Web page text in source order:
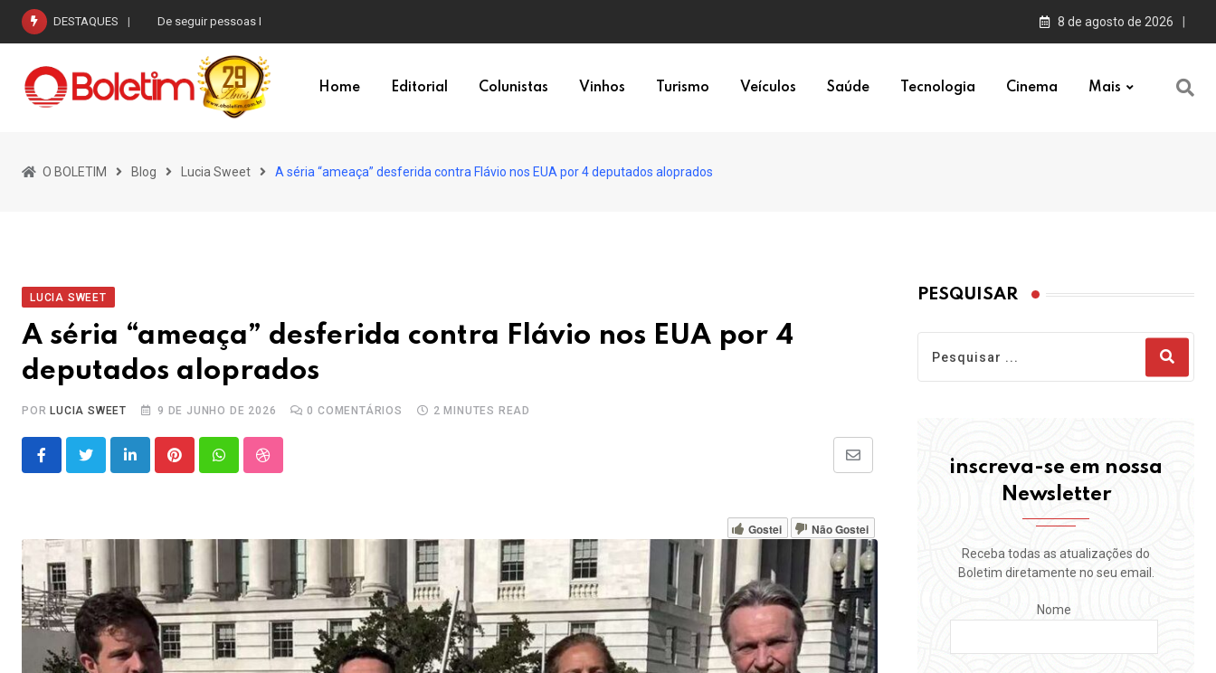
Skip
content
DESTAQUES De seguir pessoas I 8 de agosto de 2026
Home Editorial Colunistas Vinhos Turismo Veículos Saúde Tecnologia Cinema Mais
O BOLETIM Blog Lucia Sweet A séria “ameaça” desferida contra Flávio nos EUA por 4 deputados aloprados
LUCIA SWEET
A séria “ameaça” desferida contra Flávio nos EUA por 4
deputados aloprados
POR LUCIA SWEET 9 DE JUNHO DE 2026 0 COMENTÁRIOS 2 MINUTES READ
LinkedInPinterestWhatsappStumbleUpon
Share
Email
Gostei Não Gostei
PESQUISAR
inscreva-se em nossa
Newsletter
Receba todas as atualizações do
Boletim diretamente no seu email.
Nome